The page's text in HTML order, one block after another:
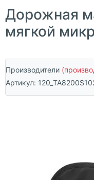
Дорожная
мягкой
Производители
Артикул: